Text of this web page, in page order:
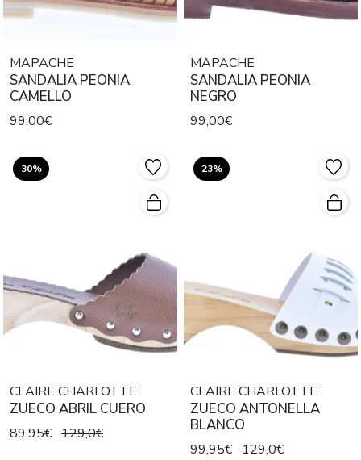
MAPACHE
SANDALIA PEONIA
CAMELLO
99,00€
MAPACHE
SANDALIA PEONIA
NEGRO
99,00€
30%
CLAIRE CHARLOTTE
ZUECO ABRIL CUERO
89,95€ 129,0€
23%
CLAIRE CHARLOTTE
ZUECO ANTONELLA
BLANCO
99,95€ 129,0€